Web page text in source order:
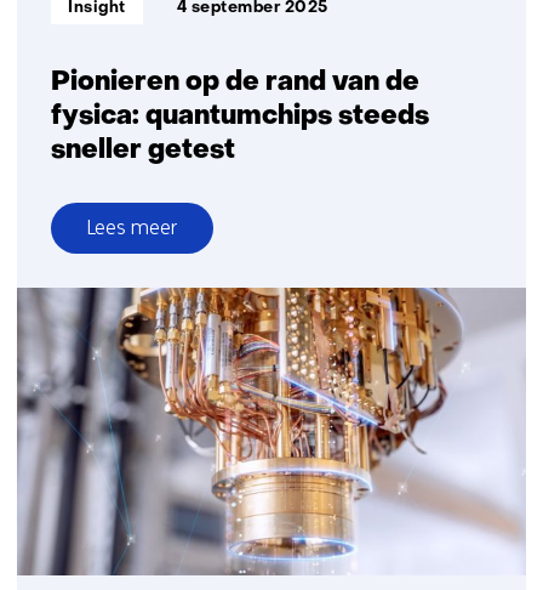
Pionieren op de rand van de
fysica: quantumchips steeds
sneller getest
Insight 4 september 2025
Lees meer
over
Pionieren
op
de
rand
van
de
fysica:
quantumchips
steeds
sneller
getest